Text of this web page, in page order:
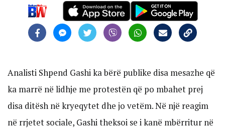
Analisti Shpend Gashi ka bërë publike disa mesazhe që
ka marrë në lidhje me protestën që po mbahet prej
disa ditësh në kryeqytet dhe jo vetëm. Në një reagim
në rrjetet sociale, Gashi theksoi se i kanë mbërritur në